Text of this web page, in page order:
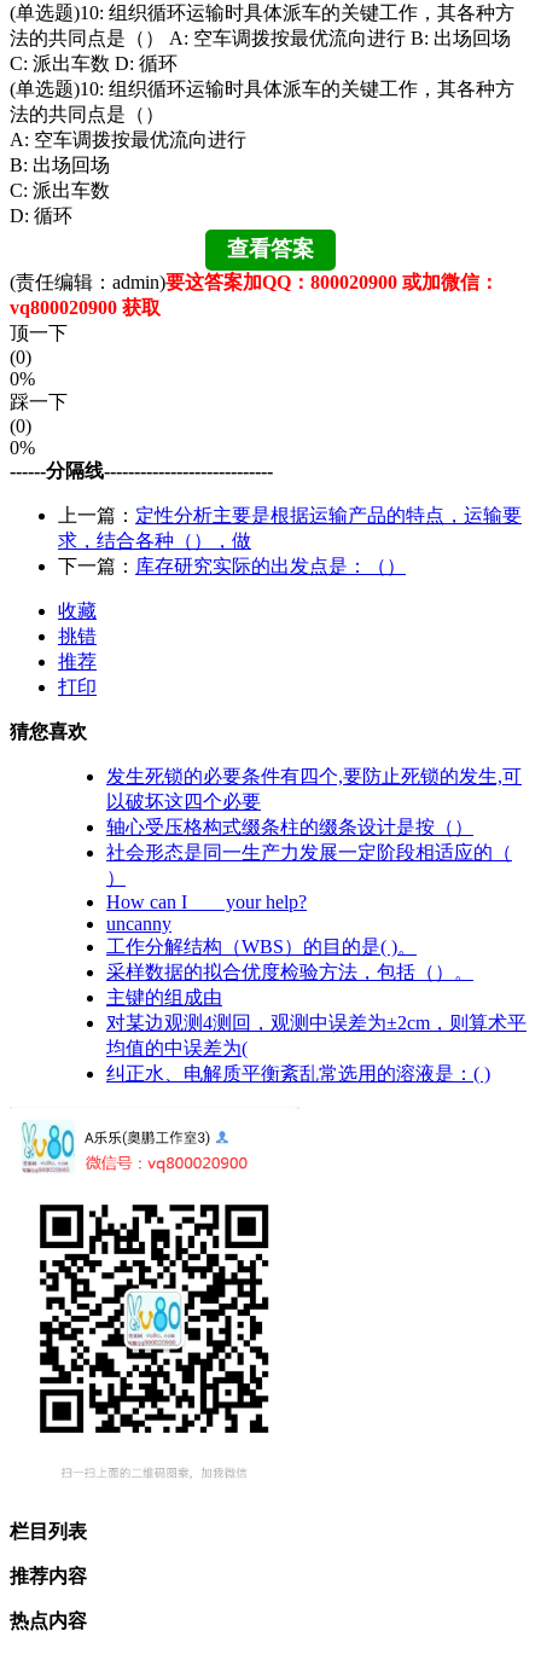
(单选题)10: 组织循环运输时具体派车的关键工作，其各种方
法的共同点是（） A: 空车调拨按最优流向进行 B: 出场回场
C: 派出车数 D: 循环
(单选题)10: 组织循环运输时具体派车的关键工作，其各种方
法的共同点是（）
A: 空车调拨按最优流向进行
B: 出场回场
C: 派出车数
D: 循环
(责任编辑：admin)要这答案加QQ：800020900 或加微信：
vq800020900 获取
顶一下
(0)
0%
踩一下
(0)
0%
------分隔线----------------------------
上一篇： 定性分析主要是根据运输产品的特点，运输要
求，结合各种（），做
下一篇： 库存研究实际的出发点是：（）
收藏
挑错
推荐
打印
猜您喜欢
发生死锁的必要条件有四个,要防止死锁的发生,可
以破坏这四个必要
轴心受压格构式缀条柱的缀条设计是按（）
社会形态是同一生产力发展一定阶段相适应的（
）
How can I ___ your help?
uncanny
工作分解结构（WBS）的目的是( )。
采样数据的拟合优度检验方法，包括（）。
主键的组成由
对某边观测4测回，观测中误差为±2cm，则算术平
均值的中误差为(
纠正水、电解质平衡紊乱常选用的溶液是：( )
栏目列表
推荐内容
热点内容